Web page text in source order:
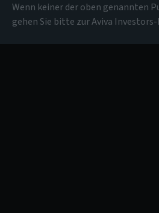
Wenn keiner der oben genannten
gehen Sie bitte zur Aviva